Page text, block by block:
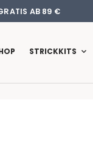
AB 89 €
STRICKKITS